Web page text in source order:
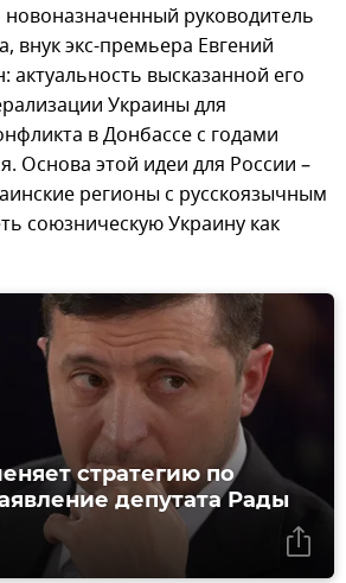
новоназначенный руководитель
внук экс-премьера Евгений
высказанной его
Украины для
в Донбассе с годами
Основа этой идеи для России –
регионы с русскоязычным
союзническую Украину как
стратегию по
депутата Рады